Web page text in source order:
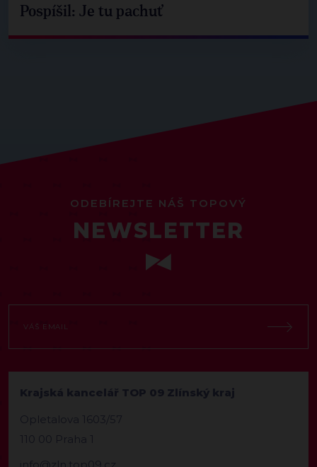
Pospíšil: Je tu pachuť
ODEBÍREJTE NÁŠ TOPOVÝ
NEWSLETTER
Krajská kancelář TOP 09 Zlínský kraj
Opletalova 1603/57
110 00 Praha 1